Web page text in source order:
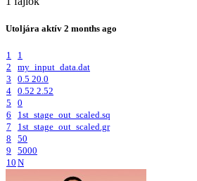
Utoljára aktív 2 months ago
1
1
2
my_input_data.dat
3
0.5 20.0
4
0.52 2.52
5
0
6
1st_stage_out_scaled.sq
7
1st_stage_out_scaled.gr
8
50
9
5000
10 N